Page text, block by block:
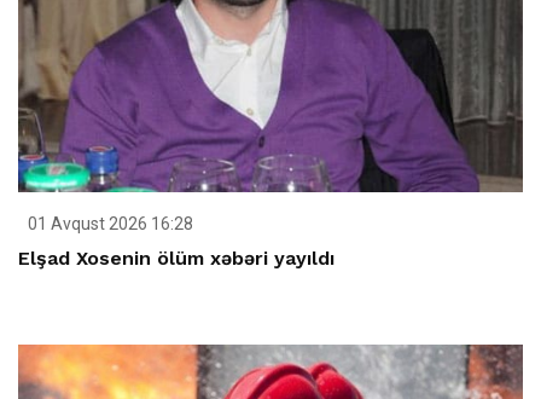
01 Avqust 2026 16:28
Elşad Xosenin ölüm xəbəri yayıldı